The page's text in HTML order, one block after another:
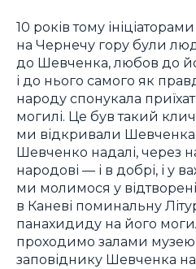
10 років тому
на Чернечу гору були
до Шевченка, любов до
і до нього самого як
народу спонукала
могилі. Це був такий
ми відкривали Шевченка
Шевченко надалі, через
народові — і в добрі, і у
ми молимося у
в Каневі поминальну
панахидиду на його
проходимо залами
заповіднику Шевченка на